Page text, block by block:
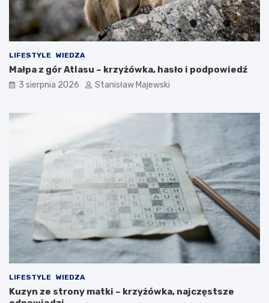
LIFESTYLE WIEDZA
Małpa z gór Atlasu – krzyżówka, hasło i podpowiedź
3 sierpnia 2026 Stanisław Majewski
LIFESTYLE WIEDZA
Kuzyn ze strony matki – krzyżówka, najczęstsze